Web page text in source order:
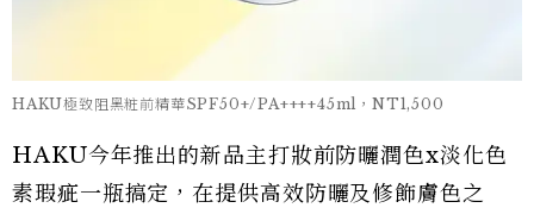
HAKU極致阻黑粧前精華SPF50+/PA++++45ml，NT1,500
HAKU今年推出的新品主打妝前防曬潤色x淡化色
素瑕疵一瓶搞定，在提供高效防曬及修飾膚色之